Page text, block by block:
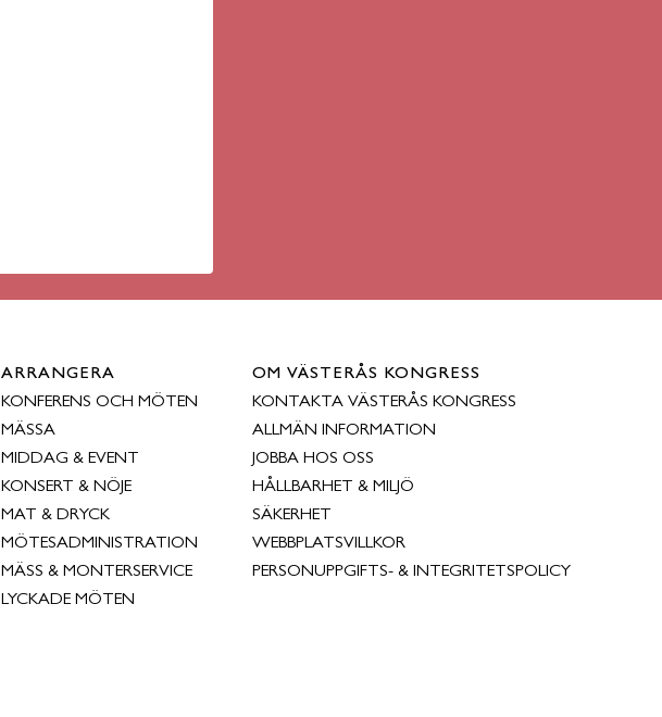
ARRANGERA
KONFERENS OCH MÖTEN
MÄSSA
MIDDAG & EVENT
KONSERT & NÖJE
MAT & DRYCK
MÖTESADMINISTRATION
MÄSS & MONTERSERVICE
LYCKADE MÖTEN
OM VÄSTERÅS KONGRESS
KONTAKTA VÄSTERÅS KONGRESS
ALLMÄN INFORMATION
JOBBA HOS OSS
HÅLLBARHET & MILJÖ
SÄKERHET
WEBBPLATSVILLKOR
PERSONUPPGIFTS- & INTEGRITETSPOLICY